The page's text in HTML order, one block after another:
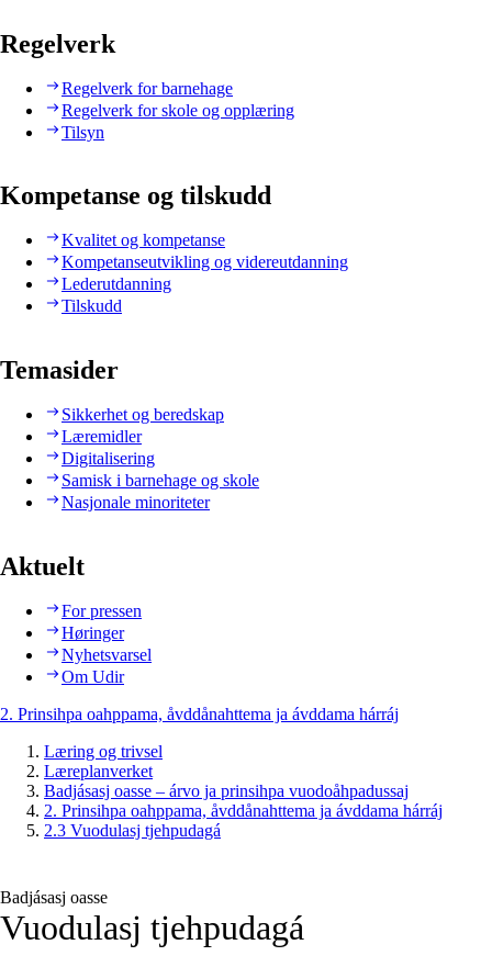
Regelverk
Regelverk for barnehage
Regelverk for skole og opplæring
Tilsyn
Kompetanse og tilskudd
Kvalitet og kompetanse
Kompetanseutvikling og videreutdanning
Lederutdanning
Tilskudd
Temasider
Sikkerhet og beredskap
Læremidler
Digitalisering
Samisk i barnehage og skole
Nasjonale minoriteter
Aktuelt
For pressen
Høringer
Nyhetsvarsel
Om Udir
2. Prinsihpa oahppama, åvddånahttema ja ávddama hárráj
Læring og trivsel
Læreplanverket
Badjásasj oasse – árvo ja prinsihpa vuodoåhpadussaj
2. Prinsihpa oahppama, åvddånahttema ja ávddama hárráj
2.3 Vuodulasj tjehpudagá
Badjásasj oasse
Vuodulasj tjehpudagá